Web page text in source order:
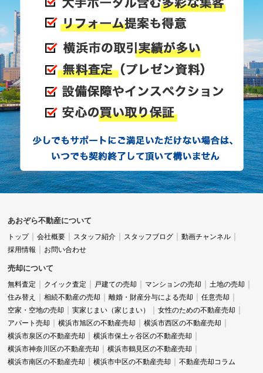
あおぞら不動産について
トップ 会社概要 スタッフ紹介 スタッフブログ
動画チャンネル
採用情報
お問い合わせ
売却について
無料査定 クイック査定 戸建ての売却 マンションの売却
土地の売却
住み替え
相続不動産の売却 離婚・財産分与による売却
任意売却
空家・空地の売却
実家じまい（家じまい）
女性のための不動産売却
アパート売却
横浜市旭区の不動産売却
横浜市西区の不動産売却
横浜市泉区の不動産売却
横浜市保土ヶ谷区の不動産売却
横浜市神奈川区の不動産売却
横浜市鶴見区の不動産売却
横浜市南区の不動産売却
横浜市中区の不動産売却 不動産売却コラム